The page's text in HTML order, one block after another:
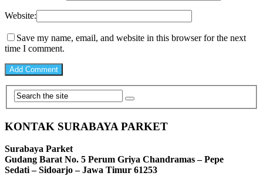
Website:
Save my name, email, and website in this browser for the next
time I comment.
KONTAK SURABAYA PARKET
Surabaya Parket
Gudang Barat No. 5 Perum Griya Chandramas – Pepe
Sedati – Sidoarjo – Jawa Timur 61253